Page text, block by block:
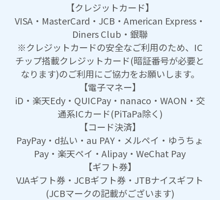
【クレジットカード】
VISA・MasterCard・JCB・American Express・
Diners Club・銀聯
※クレジットカードの安全なご利用のため、IC
チップ搭載クレジットカード(暗証番号が必要と
なります)のご利用にご協力をお願いします。
【電子マネー】
iD・楽天Edy・QUICPay・nanaco・WAON・交
通系ICカード(PiTaPa除く)
【コード決済】
PayPay・d払い・au PAY・メルペイ・ゆうちょ
Pay・楽天ペイ・Alipay・WeChat Pay
【ギフト券】
VJAギフト券・JCBギフト券・JTBナイスギフト
(JCBマークの記載がございます)